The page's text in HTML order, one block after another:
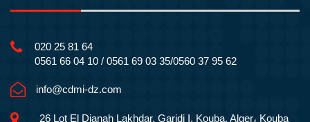
020 25 81 64
0561 66 04 10 / 0561 69 03 35/0560 37 95 62
info@cdmi-dz.com
26 Lot El Djanah Lakhdar, Garidi I, Kouba, Alger، Kouba